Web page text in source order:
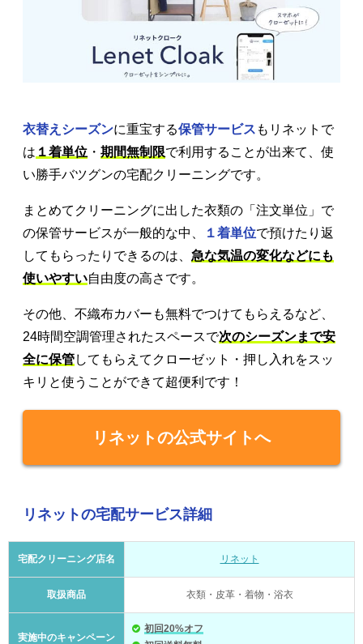
衣替えシーズンに重宝する保管サービス もリネットで
は １着単位 ・ 期間無制限で利用することが出来て、使
い勝手バツグンの宅配クリーニングです。
まとめてクリーニングに出した衣類の「注文単位」で
の保管サービスが一般的な中、
１着単位で預けたり返
してもらったりできるのは、 急な気温の変化などにも
使いやすい自由度の高さです。
その他、不織布カバーも無料でつけてもらえるなど、
24時間空調管理されたスペースで次のシーズンまで安
全に保管してもらえてクローゼット・押し入れをスッ
キリと使うことができて超便利です！
リネットの公式サイトへ
リネットの宅配サービス詳細
宅配クリーニング店名 リネット
取扱商品 衣類・皮革・着物・浴衣
実施中のキャンペーン
初回20%オフ